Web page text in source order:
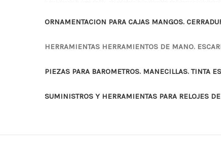
ORNAMENTACION PARA CAJAS MANGOS.
HERRAMIENTAS HERRAMIENTOS DE MANO.
PIEZAS PARA BAROMETROS. MANECILLAS. TINTA
SUMINISTROS Y HERRAMIENTAS PARA RELOJES